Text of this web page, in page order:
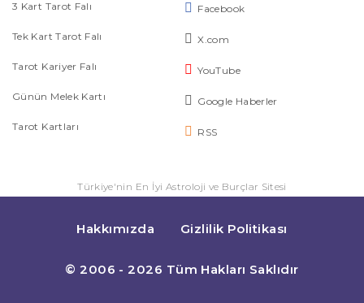
3 Kart Tarot Falı
Tek Kart Tarot Falı
Tarot Kariyer Falı
Günün Melek Kartı
Tarot Kartları
Facebook
X.com
YouTube
Google Haberler
RSS
Türkiye'nin En İyi Astroloji ve Burçlar Sitesi
Hakkımızda Gizlilik Politikası
© 2006 - 2026 Tüm Hakları Saklıdır